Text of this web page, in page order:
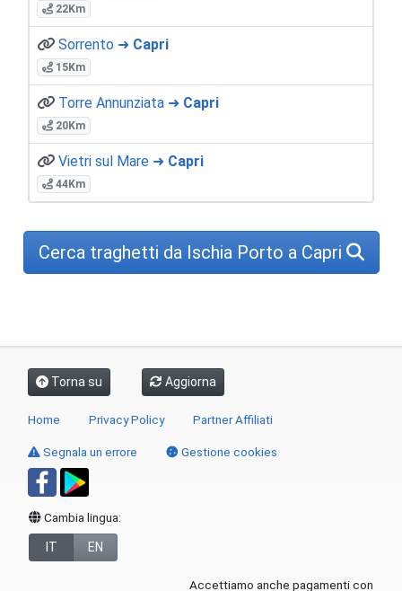
22Km
Sorrento ➜ Capri
15Km
Torre Annunziata ➜ Capri
20Km
Vietri sul Mare ➜ Capri
44Km
Cerca traghetti da Ischia Porto a Capri
Torna su Aggiorna
Home Privacy Policy Partner Affiliati
Segnala un errore Gestione cookies
Cambia lingua:
IT EN
Accettiamo anche pagamenti con